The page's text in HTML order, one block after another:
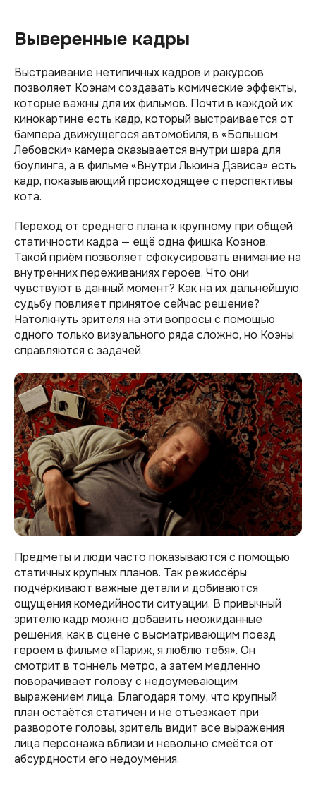
Выверенные кадры
Выстраивание нетипичных кадров и ракурсов
позволяет Коэнам создавать комические эффекты,
которые важны для их фильмов. Почти в каждой их
кинокартине есть кадр, который выстраивается от
бампера движущегося автомобиля, в «Большом
Лебовски» камера оказывается внутри шара для
боулинга, а в фильме «Внутри Льюина Дэвиса» есть
кадр, показывающий происходящее с перспективы
кота.
Переход от среднего плана к крупному при общей
статичности кадра — ещё одна фишка Коэнов.
Такой приём позволяет сфокусировать внимание на
внутренних переживаниях героев. Что они
чувствуют в данный момент? Как на их дальнейшую
судьбу повлияет принятое сейчас решение?
Натолкнуть зрителя на эти вопросы с помощью
одного только визуального ряда сложно, но Коэны
справляются с задачей.
Предметы и люди часто показываются с помощью
статичных крупных планов. Так режиссёры
подчёркивают важные детали и добиваются
ощущения комедийности ситуации. В привычный
зрителю кадр можно добавить неожиданные
решения, как в сцене с высматривающим поезд
героем в фильме «Париж, я люблю тебя». Он
смотрит в тоннель метро, а затем медленно
поворачивает голову с недоумевающим
выражением лица. Благодаря тому, что крупный
план остаётся статичен и не отъезжает при
развороте головы, зритель видит все выражения
лица персонажа вблизи и невольно смеётся от
абсурдности его недоумения.